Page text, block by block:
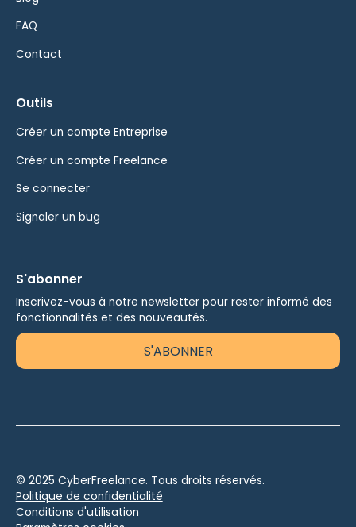
FAQ
Contact
Outils
Créer un compte Entreprise
Créer un compte Freelance
Se connecter
Signaler un bug
S'abonner
Inscrivez-vous à notre newsletter pour rester informé des
fonctionnalités et des nouveautés.
S'ABONNER
© 2025 CyberFreelance. Tous droits réservés.
Politique de confidentialité
Conditions d'utilisation